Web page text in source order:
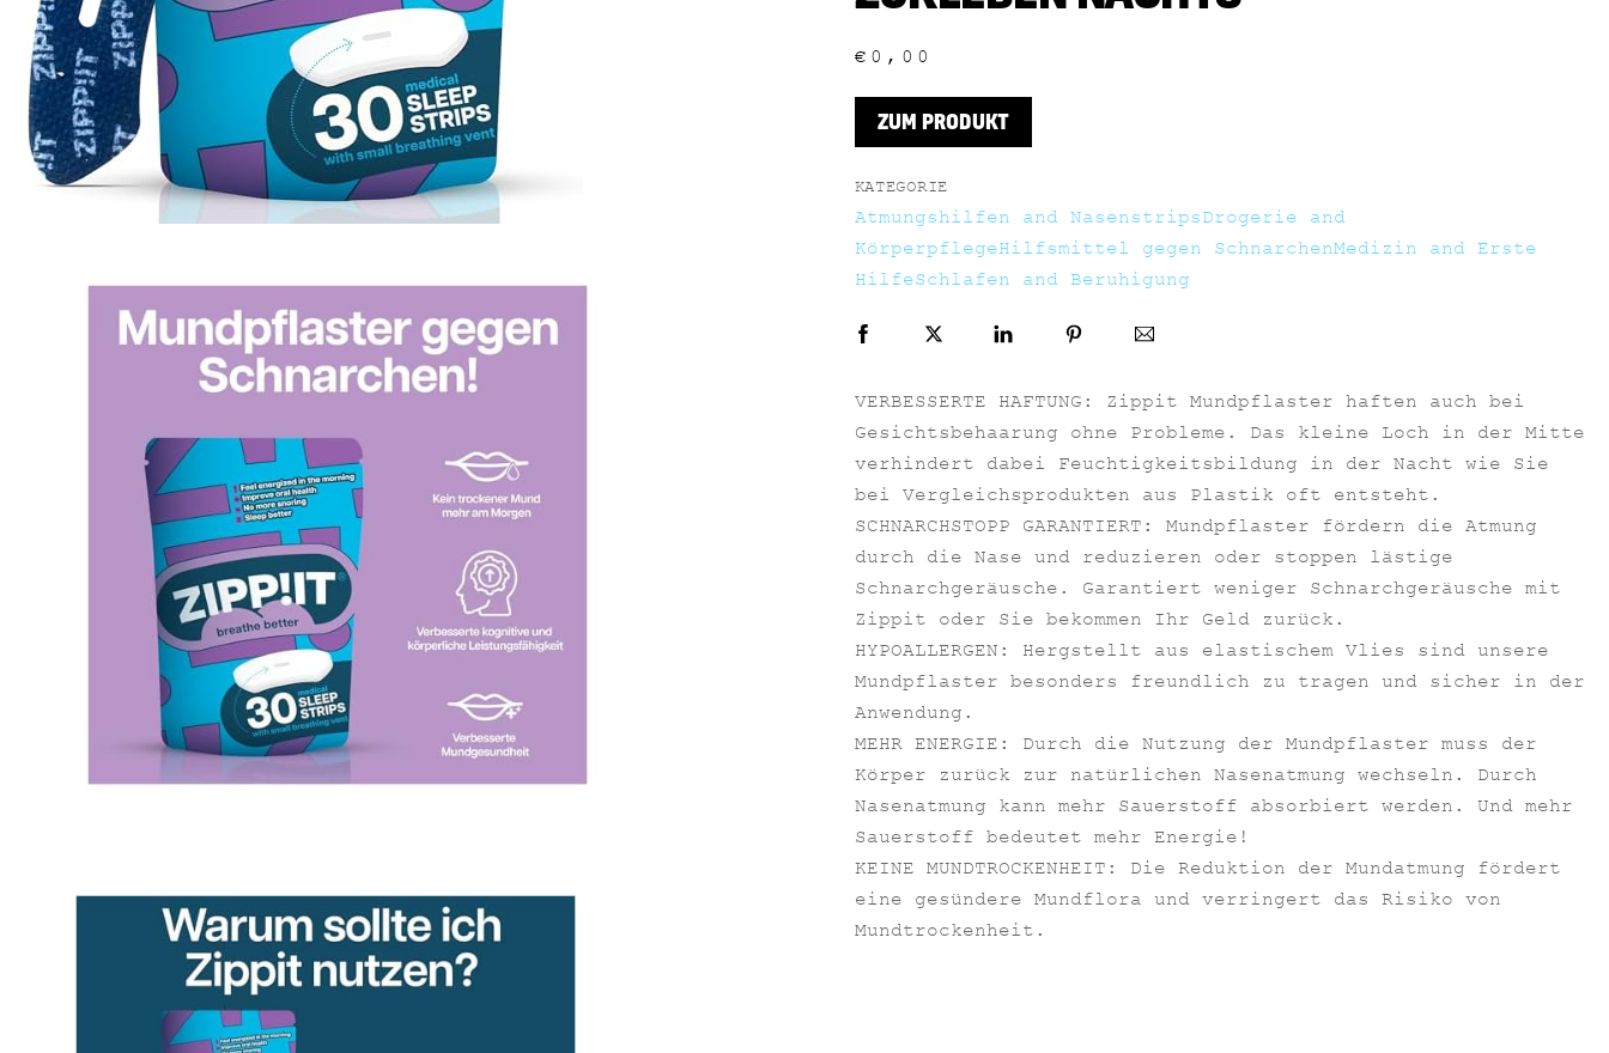
€ 0,00
ZUM PRODUKT
KATEGORIE
Atmungshilfen and NasenstripsDrogerie and
KörperpflegeHilfsmittel gegen SchnarchenMedizin and Erste
HilfeSchlafen and Beruhigung
VERBESSERTE HAFTUNG: Zippit Mundpflaster haften auch bei
Gesichtsbehaarung ohne Probleme. Das kleine Loch in der Mitte
verhindert dabei Feuchtigkeitsbildung in der Nacht wie Sie
bei Vergleichsprodukten aus Plastik oft entsteht.
SCHNARCHSTOPP GARANTIERT: Mundpflaster fördern die Atmung
durch die Nase und reduzieren oder stoppen lästige
Schnarchgeräusche. Garantiert weniger Schnarchgeräusche mit
Zippit oder Sie bekommen Ihr Geld zurück.
HYPOALLERGEN: Hergstellt aus elastischem Vlies sind unsere
Mundpflaster besonders freundlich zu tragen und sicher in der
Anwendung.
MEHR ENERGIE: Durch die Nutzung der Mundpflaster muss der
Körper zurück zur natürlichen Nasenatmung wechseln. Durch
Nasenatmung kann mehr Sauerstoff absorbiert werden. Und mehr
Sauerstoff bedeutet mehr Energie!
KEINE MUNDTROCKENHEIT: Die Reduktion der Mundatmung fördert
eine gesündere Mundflora und verringert das Risiko von
Mundtrockenheit.